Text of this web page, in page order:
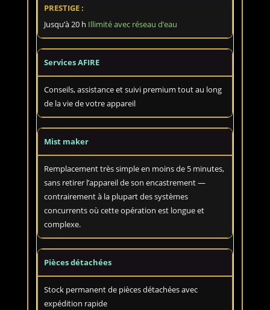
Jusqu’à 20 h Illimité avec réseau d’eau
Services AFIRE
Conseils, assistance et suivi premium tout au long
de la vie de votre appareil
Mist maker
Remplacement très simple en moins de 5 minutes,
sans retirer l’appareil de son encastrement —
contrairement à la plupart des systèmes
concurrents où cette opération est longue et
complexe.
Pièces détachées
Stock permanent de pièces détachées avec
expédition rapide